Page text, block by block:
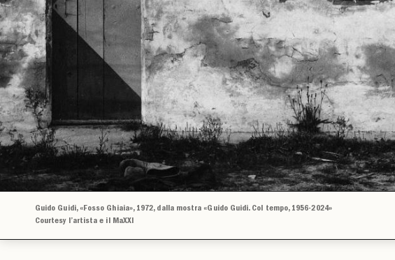
Guido Guidi, «Fosso Ghiaia», 1972, dalla mostra «Guido Guidi. Col tempo, 1956-2024»
Courtesy l’artista e il MaXXI